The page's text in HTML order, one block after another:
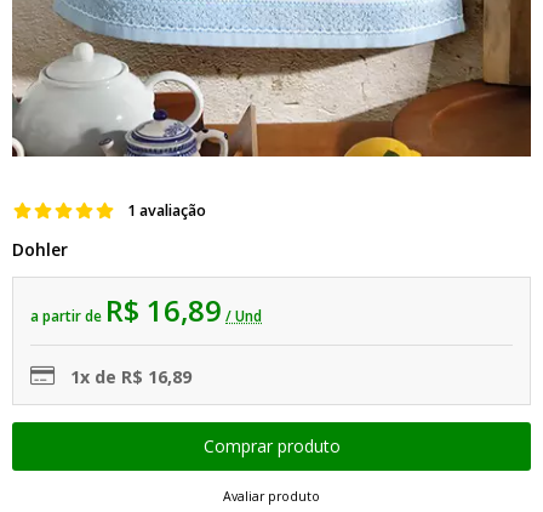
1 avaliação
Dohler
a partir de R$ 16,89 / Und
1x de R$ 16,89
Avaliar produto